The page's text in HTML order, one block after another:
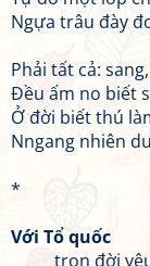
Ngựa trâu đày
Phải tất cả:
Đều ấm no biết
Ở đời biết thú
Nngang nhiên
*
Với Tổ quốc
trọn đời yêu